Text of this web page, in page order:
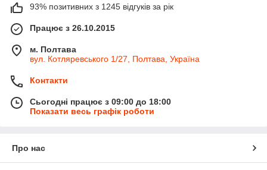
93% позитивних з 1245 відгуків за рік
Працює з 26.10.2015
м. Полтава
вул. Котляревського 1/27, Полтава, Україна
Контакти
Сьогодні працює з 09:00 до 18:00
Показати весь графік роботи
Про нас